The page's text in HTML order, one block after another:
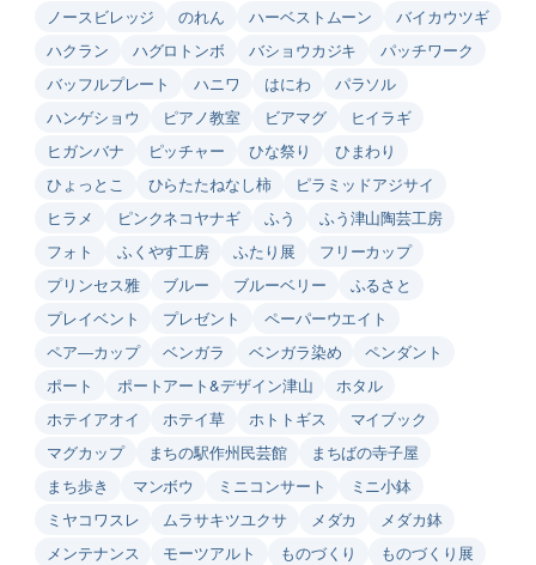
ノースビレッジ
のれん ハーベストムーン
バイカウツギ
ハクラン
ハグロトンボ バショウカジキ
パッチワーク
バッフルプレート
ハニワ はにわ
パラソル
ハンゲショウ
ピアノ教室 ビアマグ
ヒイラギ
ヒガンバナ
ピッチャー ひな祭り
ひまわり
ひょっとこ
ひらたたねなし柿
ピラミッドアジサイ
ヒラメ
ピンクネコヤナギ ふう
ふう津山陶芸工房
フォト
ふくやす工房 ふたり展
フリーカップ
プリンセス雅
ブルー ブルーベリー
ふるさと
プレイベント
プレゼント
ペーパーウエイト
ペア―カップ
ベンガラ ベンガラ染め
ペンダント
ポート
ポートアート&デザイン津山
ホタル
ホテイアオイ
ホテイ草 ホトトギス
マイブック
マグカップ
まちの駅作州民芸館
まちばの寺子屋
まち歩き
マンボウ ミニコンサート
ミニ小鉢
ミヤコワスレ
ムラサキツユクサ メダカ
メダカ鉢
メンテナンス
モーツアルト ものづくり
ものづくり展